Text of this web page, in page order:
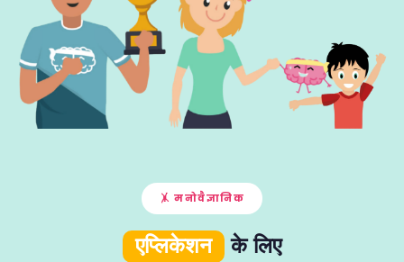
🤸 मनोवैज्ञानिक
एप्लिकेशन
के लिए